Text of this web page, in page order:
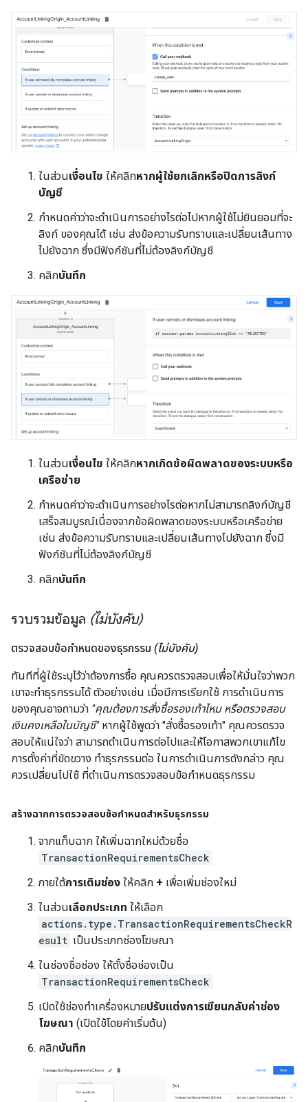
ในส่วนเงื่อนไข ให้คลิกหากผู้ใช้ยกเลิกหรือปิดการลิงก์
บัญชี
กำหนดค่าว่าจะดำเนินการอย่างไรต่อไปหากผู้ใช้ไม่ยินยอมที่จะ
ลิงก์ ของคุณได้ เช่น ส่งข้อความรับทราบและเปลี่ยนเส้นทาง
ไปยังฉาก ซึ่งมีฟังก์ชันที่ไม่ต้องลิงก์บัญชี
คลิกบันทึก
ในส่วนเงื่อนไข ให้คลิกหากเกิดข้อผิดพลาดของระบบหรือ
เครือข่าย
กำหนดค่าว่าจะดำเนินการอย่างไรต่อหากไม่สามารถลิงก์บัญชี
เสร็จสมบูรณ์เนื่องจากข้อผิดพลาดของระบบหรือเครือข่าย
เช่น ส่งข้อความรับทราบและเปลี่ยนเส้นทางไปยังฉาก ซึ่งมี
ฟังก์ชันที่ไม่ต้องลิงก์บัญชี
คลิกบันทึก
รวบรวมข้อมูล (ไม่บังคับ)
ตรวจสอบข้อกำหนดของธุรกรรม (ไม่บังคับ)
ทันทีที่ผู้ใช้ระบุไว้ว่าต้องการซื้อ คุณควรตรวจสอบเพื่อให้มั่นใจว่าพวก
เขาจะทำธุรกรรมได้ ตัวอย่างเช่น เมื่อมีการเรียกใช้ การดำเนินการ
ของคุณอาจถามว่า "คุณต้องการสั่งซื้อรองเท้าไหม หรือตรวจสอบ
เงินคงเหลือในบัญชี"หากผู้ใช้พูดว่า "สั่งซื้อรองเท้า" คุณควรตรวจ
สอบให้แน่ใจว่า สามารถดำเนินการต่อไปและให้โอกาสพวกเขาแก้ไข
การตั้งค่าที่ขัดขวาง ทำธุรกรรมต่อ ในการดำเนินการดังกล่าว คุณ
ควรเปลี่ยนไปใช้ ที่ดำเนินการตรวจสอบข้อกำหนดธุรกรรม
สร้างฉากการตรวจสอบข้อกำหนดสำหรับธุรกรรม
จากแท็บฉาก ให้เพิ่มฉากใหม่ด้วยชื่อ
TransactionRequirementsCheck
ภายใต้การเติมช่อง ให้คลิก + เพื่อเพิ่มช่องใหม่
ในส่วนเลือกประเภท ให้เลือก
actions.type.TransactionRequirementsCheckR
esult เป็นประเภทช่องโฆษณา
ในช่องชื่อช่อง ให้ตั้งชื่อช่องเป็น
TransactionRequirementsCheck
เปิดใช้ช่องทำเครื่องหมายปรับแต่งการเขียนกลับค่าช่อง
โฆษณา (เปิดใช้โดยค่าเริ่มต้น)
คลิกบันทึก